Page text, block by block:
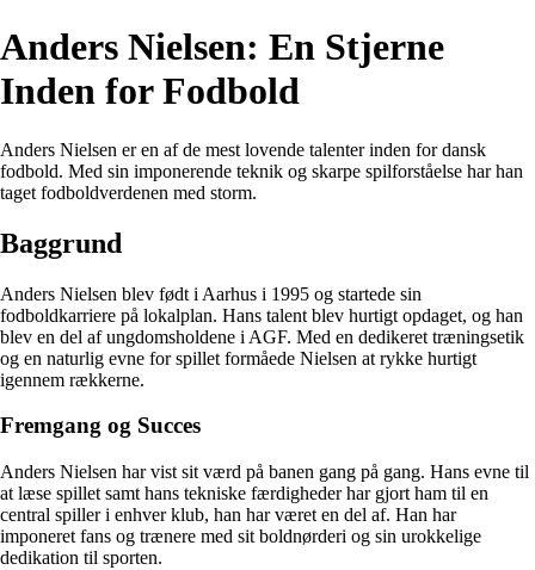
Anders Nielsen: En Stjerne
Inden for Fodbold
Anders Nielsen er en af de mest lovende talenter inden for dansk
fodbold. Med sin imponerende teknik og skarpe spilforståelse har han
taget fodboldverdenen med storm.
Baggrund
Anders Nielsen blev født i Aarhus i 1995 og startede sin
fodboldkarriere på lokalplan. Hans talent blev hurtigt opdaget, og han
blev en del af ungdomsholdene i AGF. Med en dedikeret træningsetik
og en naturlig evne for spillet formåede Nielsen at rykke hurtigt
igennem rækkerne.
Fremgang og Succes
Anders Nielsen har vist sit værd på banen gang på gang. Hans evne til
at læse spillet samt hans tekniske færdigheder har gjort ham til en
central spiller i enhver klub, han har været en del af. Han har
imponeret fans og trænere med sit boldnørderi og sin urokkelige
dedikation til sporten.